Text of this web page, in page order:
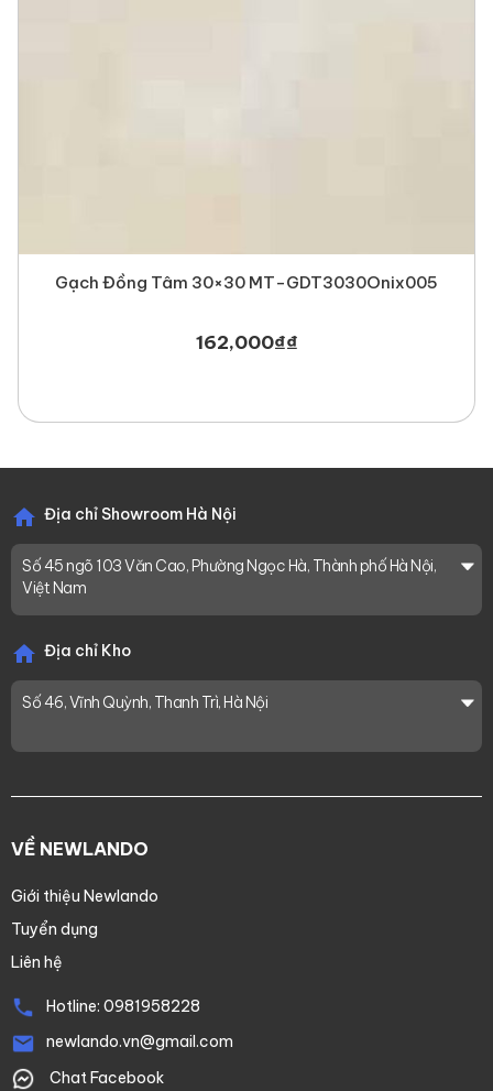
Gạch Đồng Tâm 30×30 MT-GDT3030Onix005
162,000₫₫
Địa chỉ Showroom Hà Nội
Số 45 ngõ 103 Văn Cao, Phường Ngọc Hà, Thành phố Hà Nội,
Việt Nam
Địa chỉ Kho
Số 46, Vĩnh Quỳnh, Thanh Trì, Hà Nội
VỀ NEWLANDO
Giới thiệu Newlando
Tuyển dụng
Liên hệ
Hotline: 0981958228
newlando.vn@gmail.com
Chat Facebook